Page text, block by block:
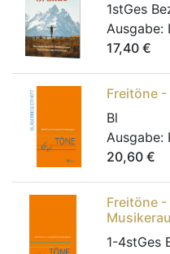
1stGes
Ausgabe:
17,40 €
Freitöne
Bl
Ausgabe:
20,60 €
Freitöne
1-4stGes